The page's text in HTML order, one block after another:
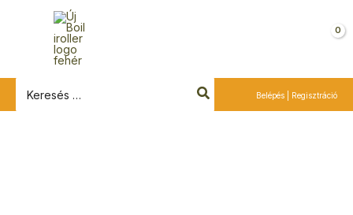
for:
Belépés | Regisztráció